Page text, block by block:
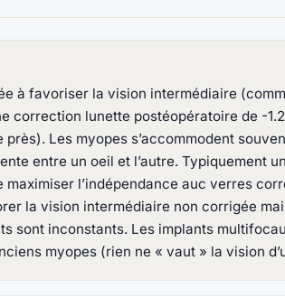
à favoriser la vision intermédiaire
lunette postéopératoire de -
Les myopes s’accommodent
entre un oeil et l’autre. Typiquement
maximiser l’indépendance auc verres
la vision intermédiaire non corrigée
sont inconstants. Les implants
myopes (rien ne « vaut » la vision